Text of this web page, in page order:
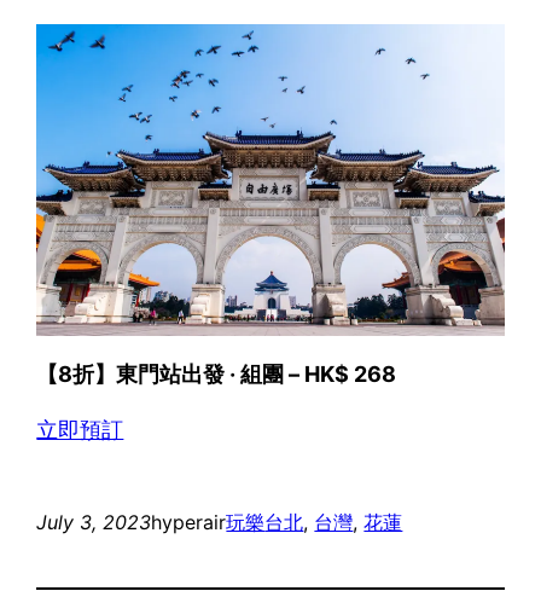
【8折】東門站出發 · 組團 – HK$ 268
立即預訂
July 3, 2023hyperair玩樂台北, 台灣, 花蓮